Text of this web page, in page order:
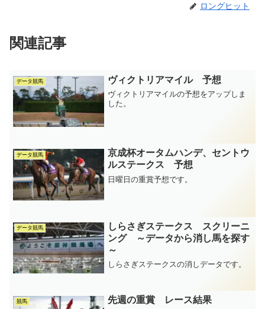
ロングヒット
関連記事
データ競馬 ヴィクトリアマイル 予想
ヴィクトリアマイルの予想をアップしま
した。
データ競馬
京成杯オータムハンデ、セントウ
ルステークス 予想
日曜日の重賞予想です。
データ競馬
しらさぎステークス スクリーニ
ング ～データから消し馬を探す
～
しらさぎステークスの消しデータです。
競馬 先週の重賞 レース結果